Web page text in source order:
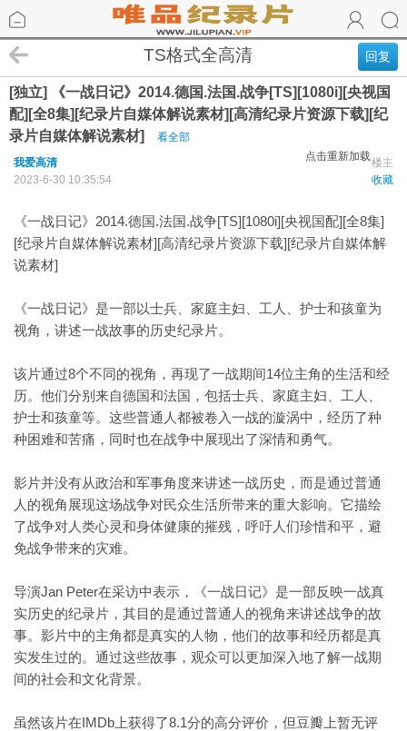
回复
TS格式全高清
[独立] 《一战日记》2014.德国.法国.战争[TS][1080i][央视国
配][全8集][纪录片自媒体解说素材][高清纪录片资源下载][纪
录片自媒体解说素材]
看全部
点击重新加载楼主
我爱高清
收藏
2023-6-30 10:35:54
《一战日记》2014.德国.法国.战争[TS][1080i][央视国配][全8集]
[纪录片自媒体解说素材][高清纪录片资源下载][纪录片自媒体解
说素材]
《一战日记》是一部以士兵、家庭主妇、工人、护士和孩童为
视角，讲述一战故事的历史纪录片。
该片通过8个不同的视角，再现了一战期间14位主角的生活和经
历。他们分别来自德国和法国，包括士兵、家庭主妇、工人、
护士和孩童等。这些普通人都被卷入一战的漩涡中，经历了种
种困难和苦痛，同时也在战争中展现出了深情和勇气。
影片并没有从政治和军事角度来讲述一战历史，而是通过普通
人的视角展现这场战争对民众生活所带来的重大影响。它描绘
了战争对人类心灵和身体健康的摧残，呼吁人们珍惜和平，避
免战争带来的灾难。
导演Jan Peter在采访中表示，《一战日记》是一部反映一战真
实历史的纪录片，其目的是通过普通人的视角来讲述战争的故
事。影片中的主角都是真实的人物，他们的故事和经历都是真
实发生过的。通过这些故事，观众可以更加深入地了解一战期
间的社会和文化背景。
虽然该片在IMDb上获得了8.1分的高分评价，但豆瓣上暂无评